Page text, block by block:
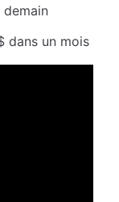
demain
dans un mois